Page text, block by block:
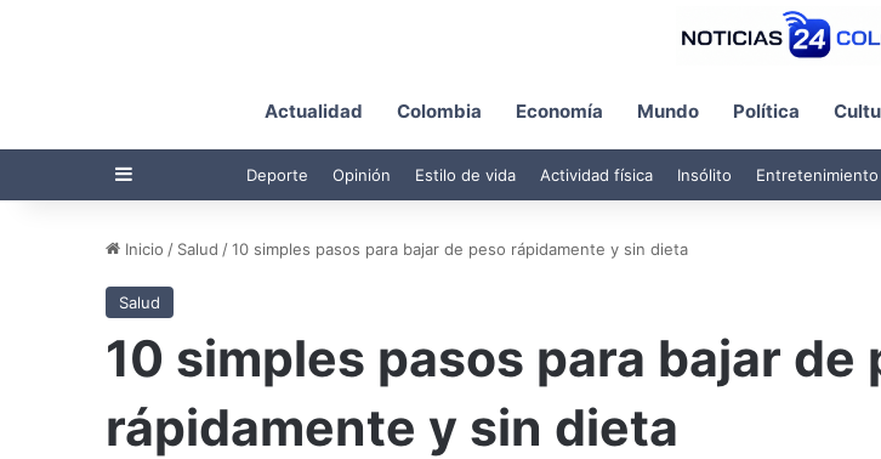
Actualidad Colombia Economía Mundo Política
Barra lateral Deporte Opinión Estilo de vida Actividad física Insólito Entretenimiento
Inicio / Salud /10 simples pasos para bajar de peso rápidamente y sin dieta
Salud
10 simples pasos para bajar de
rápidamente y sin dieta